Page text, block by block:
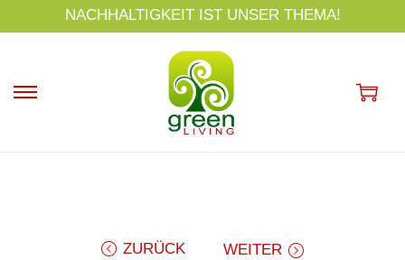
p
NACHHALTIGKEIT IST UNSER THEMA!
ZURÜCK WEITER